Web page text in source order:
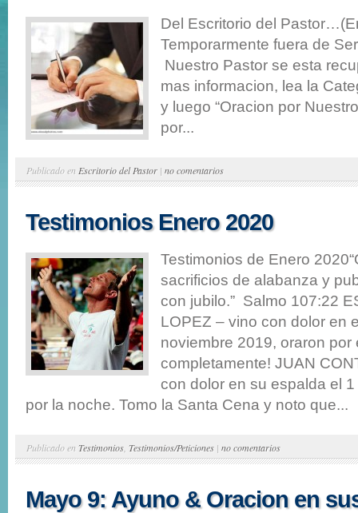
Del Escritorio del
Temporarmente fuera de
Nuestro Pastor se esta
mas informacion, lea la
y luego “Oracion por
por...
Publicado en Escritorio del Pastor | no comentarios
Testimonios Enero 2020
Testimonios de Enero
sacrificios de alabanza y
con jubilo.” Salmo 107:22
LOPEZ – vino con dolor en
noviembre 2019, oraron por
completamente! JUAN
con dolor en su espalda el
por la noche. Tomo la Santa Cena y noto que...
Publicado en Testimonios Testimonios/Peticiones | no comentarios
Mayo 9: Ayuno & Oracion en